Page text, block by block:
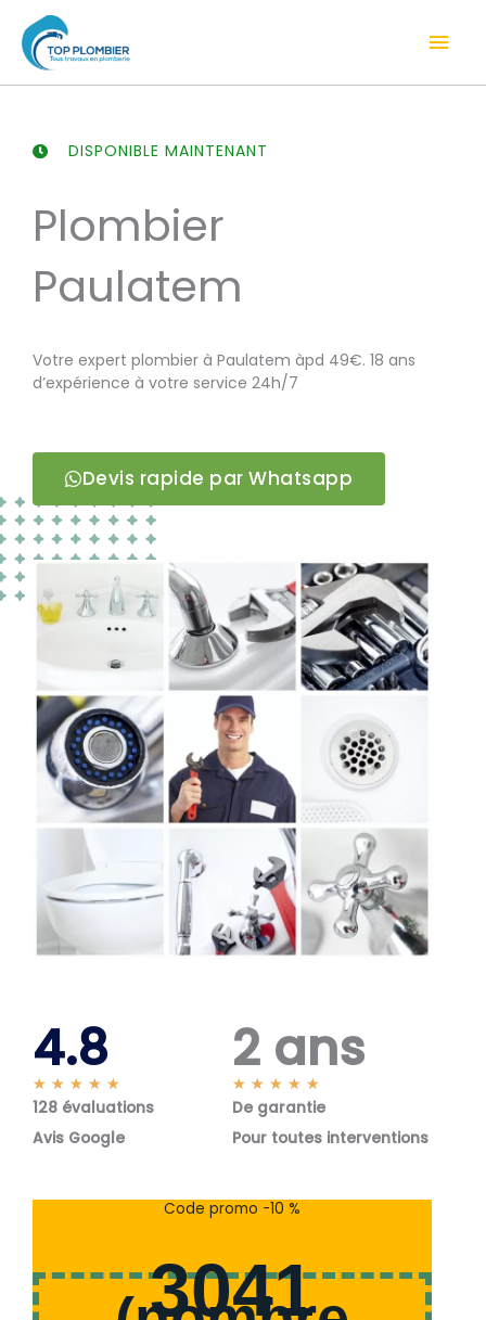
contenu
DISPONIBLE MAINTENANT
Plombier
Paulatem
Votre expert plombier à Paulatem àpd 49€. 18 ans
d’expérience à votre service 24h/7
Devis rapide par Whatsapp
4.8
★ ★ ★ ★ ★
o
s
128 évaluations
Avis Google
2 ans
★ ★ ★ ★ ★
o
s
De garantie
Pour toutes interventions
Code promo -10 %
3041